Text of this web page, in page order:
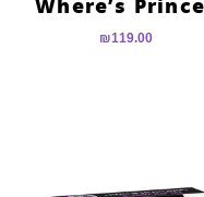
₪119.00